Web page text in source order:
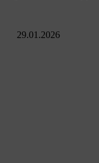
29.01.2026